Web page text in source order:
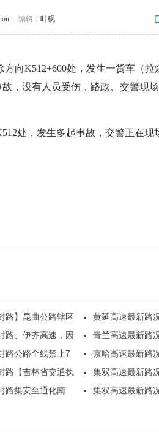
编辑： 叶砚
方向K512+600处，发生一货车（
，没有人员受伤，路政、交警现
处，发生多起事故，交警正在现
路】昆曲公路辖区
黄延高速最新路
坊、..
路、伊齐高速，因
青兰高速最新路
各..
路公路全线禁止7
京哈高速最新路
散，..
路【吉林省交通执
集双高速最新路
站，..
路集安至通化南
集双高速最新路